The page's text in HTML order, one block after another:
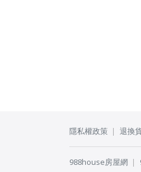
隱私權政策 退換
988house房屋網